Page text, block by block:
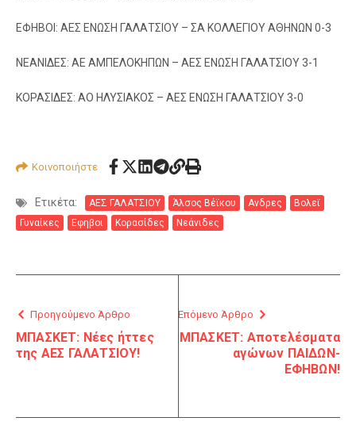
ΕΦΗΒΟΙ: ΑΕΣ ΕΝΩΣΗ ΓΑΛΑΤΣΙΟΥ – ΣΑ ΚΟΛΛΕΓΙΟΥ ΑΘΗΝΩΝ 0-3
ΝΕΑΝΙΔΕΣ: ΑΕ ΑΜΠΕΛΟΚΗΠΩΝ – ΑΕΣ ΕΝΩΣΗ ΓΑΛΑΤΣΙΟΥ 3-1
ΚΟΡΑΣΙΔΕΣ: ΑΟ ΗΛΥΣΙΑΚΟΣ – ΑΕΣ ΕΝΩΣΗ ΓΑΛΑΤΣΙΟΥ 3-0
Κοινοποιήστε
Ετικέτα: ΑΕΣ ΓΑΛΑΤΣΙΟΥ Άλσος Βέϊκου Ανδρες
Βολεϊ
Γυναίκες
Εφηβοι Κορασίδες Νεάνιδες
Προηγούμενο Άρθρο
ΜΠΑΣΚΕΤ: Νέες ήττες
της ΑΕΣ ΓΑΛΑΤΣΙΟΥ!
Επόμενο Άρθρο
ΜΠΑΣΚΕΤ: Αποτελέσματα
αγώνων ΠΑΙΔΩΝ-
ΕΦΗΒΩΝ!